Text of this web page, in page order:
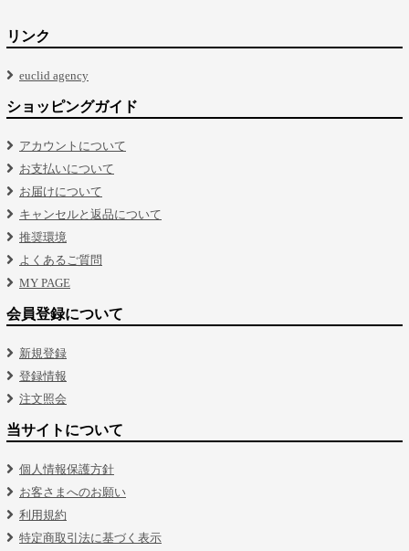
リンク
euclid agency
ショッピングガイド
アカウントについて
お支払いについて
お届けについて
キャンセルと返品について
推奨環境
よくあるご質問
MY PAGE
会員登録について
新規登録
登録情報
注文照会
当サイトについて
個人情報保護方針
お客さまへのお願い
利用規約
特定商取引法に基づく表示